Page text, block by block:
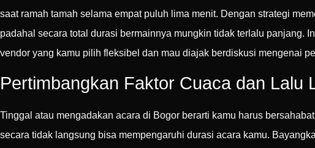
saat ramah tamah selama empat puluh lima menit. Dengan strategi
padahal secara total durasi bermainnya mungkin tidak terlalu panjang.
vendor yang kamu pilih fleksibel dan mau diajak berdiskusi mengenai
Pertimbangkan Faktor Cuaca dan Lalu
Tinggal atau mengadakan acara di Bogor berarti kamu harus
secara tidak langsung bisa mempengaruhi durasi acara kamu.